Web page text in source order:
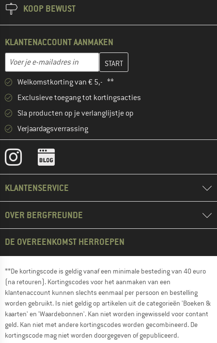
KOOP BEWUST
KLANTENACCOUNT AANMAKEN
E-mailadres
Vul je e-mailadres hier in en maak in de volgende stap je
Welkomstkorting van € 5,- **
Exclusieve toegang tot kortingsacties
Sla producten op je verlanglijstje op
Verjaardagsverrassing
KLANTENSERVICE
OVER BERGFREUNDE
DE OVEREENKOMST HERROEPEN
**De kortingscode is geldig vanaf een minimale besteding van 40 euro
(na retouren). Kortingscodes voor het aanmaken van een
klantenaccount kunnen slechts eenmaal per persoon en bestelling
worden gebruikt. Is niet geldig op artikelen uit de categorieën 'Boeken &
kaarten' en 'Waardebonnen'. Kan niet worden ingewisseld voor contant
geld. Kan niet met andere kortingscodes worden gecombineerd. De
kortingscode mag niet worden doorgegeven of gepubliceerd.